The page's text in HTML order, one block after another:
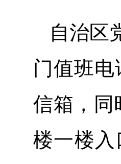
自治区
门值班电
信箱，同
楼一楼